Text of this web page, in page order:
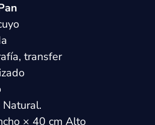
transfer
Natural.
× 40 cm Alto